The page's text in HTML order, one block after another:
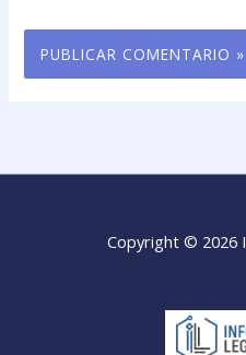
Copyright © 2026